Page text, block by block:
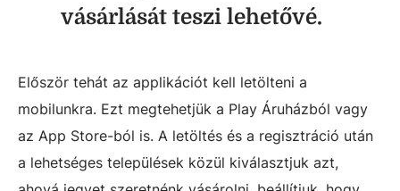
vásárlását teszi lehetővé.
Először tehát az applikációt kell letölteni a
mobilunkra. Ezt megtehetjük a Play Áruházból vagy
az App Store-ból is. A letöltés és a regisztráció után
a lehetséges települések közül kiválasztjuk azt,